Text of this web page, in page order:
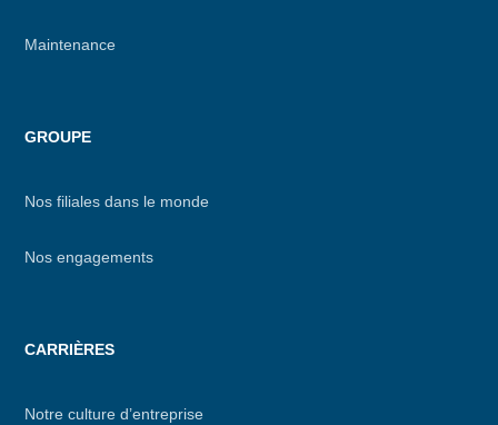
Maintenance
GROUPE
Nos filiales dans le monde
Nos engagements
CARRIÈRES
Notre culture d’entreprise